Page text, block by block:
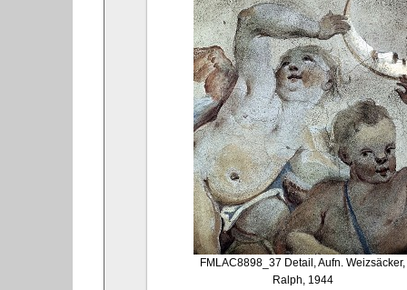
FMLAC8898_37 Detail, Aufn. Weizsäcker,
Ralph, 1944